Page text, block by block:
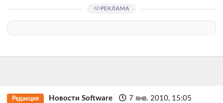
РЕКЛАМА
Редакция Новости Software
7 янв. 2010, 15:05